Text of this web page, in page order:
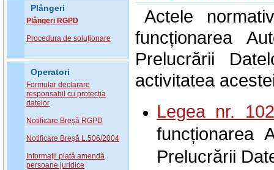
Plângeri
Plângeri RGPD
Procedura de soluționare
Operatori
Formular declarare
responsabil cu protecția
datelor
Notificare Breșă RGPD
Notificare Breșă L.506/2004
Informații plată amendă
persoane juridice
Actele
funcționarea
Prelucrării
activitatea
Legea nr.
funcționarea
Prelucrării